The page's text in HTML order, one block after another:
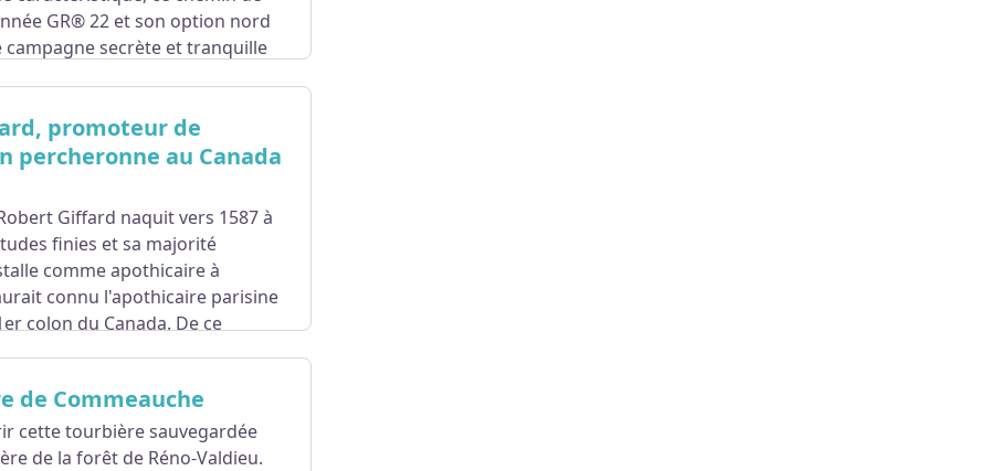
GR® 22 et son option nord
secrète et tranquille
promoteur de
percheronne au Canada
Giffard naquit vers 1587 à
finies et sa majorité
comme apothicaire à
connu l'apothicaire parisine
colon du Canada. De ce
il se marie et repart seul au
chirurgien de la marinepour le
de peupler, défricher et
de Commeauche
cette tourbière sauvegardée
de la forêt de Réno-Valdieu.